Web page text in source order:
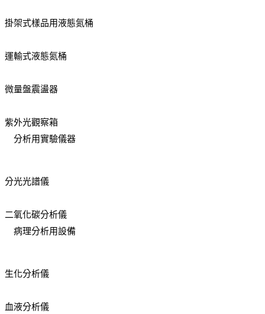
掛架式樣品用液態氮桶
運輸式液態氮桶
微量盤震盪器
紫外光觀察箱
分析用實驗儀器
分光光譜儀
二氧化碳分析儀
病理分析用設備
生化分析儀
血液分析儀